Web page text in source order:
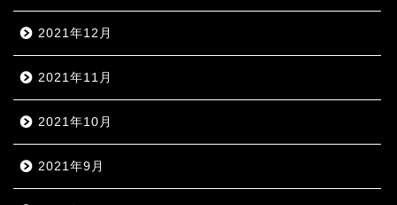
2021年12月
2021年11月
2021年10月
2021年9月